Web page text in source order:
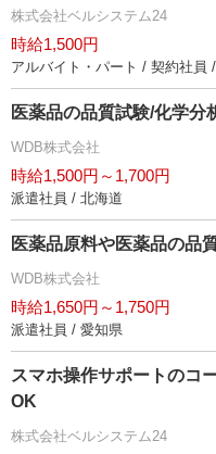
株式会社ベルシステム24
時給1,500円
アルバイト・パート / 契約社員
医薬品の品質試験/化学分
WDB株式会社
時給1,500円～1,700円
派遣社員 / 北海道
医薬品原料や医薬品の品
WDB株式会社
時給1,650円～1,750円
派遣社員 / 愛知県
スマホ操作サポートのコ
OK
株式会社ベルシステム24